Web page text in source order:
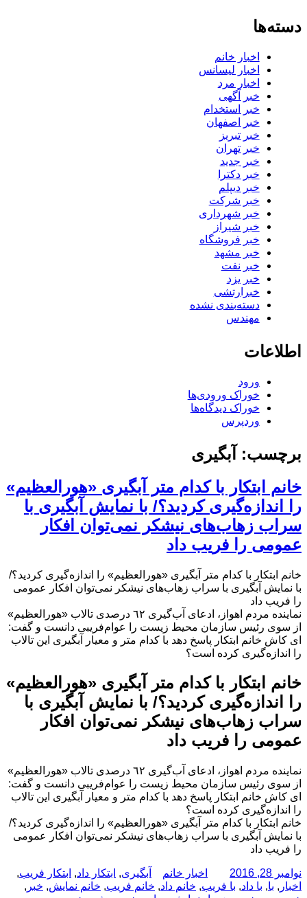
دسته‌ها
اخبار خانم
اخبار لیسانس
اخبار مرد
خبر آگهی
خبر استخدام
خبر اصفهان
خبر تبریز
خبر تهران
خبر جدید
خبر دکترا
خبر دیپلم
خبر شرکت
خبر شهرداری
خبر شیراز
خبر فروشگاه
خبر مشهد
خبر نفت
خبر یزد
خبرارتشی
دسته‌بندی نشده
مهندس
اطلاعات
ورود
خوراک ورودی‌ها
خوراک دیدگاه‌ها
وردپرس
برچسب:
آبگیری
خانم ابتکار با کدام متر آبگیری «هورالعظیم»
را اندازه‌گیری کردید؟/ با نمایش آبگیری با
سراب زهاب‌های نیشکر نمی‌توان افکار
عمومی را فریب داد
خانم ابتکار با کدام متر آبگیری «هورالعظیم» را اندازه‌گیری کردید؟/
با نمایش آبگیری با سراب زهاب‌های نیشکر نمی‌توان افکار عمومی
را فریب داد
نماینده مردم اهواز، ادعای آب‌گیری ٦٢ درصدی تالاب «هورالعظیم»
از سوی رئیس سازمان محیط زیست را عوام‌فریبی دانست و گفت:
ای کاش خانم ابتکار پاسخ دهد با کدام متر و معیار آبگیری این تالاب
را اندازه‌گیری کرده است؟
خانم ابتکار با کدام متر آبگیری «هورالعظیم»
را اندازه‌گیری کردید؟/ با نمایش آبگیری با
سراب زهاب‌های نیشکر نمی‌توان افکار
عمومی را فریب داد
نماینده مردم اهواز، ادعای آب‌گیری ٦٢ درصدی تالاب «هورالعظیم»
از سوی رئیس سازمان محیط زیست را عوام‌فریبی دانست و گفت:
ای کاش خانم ابتکار پاسخ دهد با کدام متر و معیار آبگیری این تالاب
را اندازه‌گیری کرده است؟
خانم ابتکار با کدام متر آبگیری «هورالعظیم» را اندازه‌گیری کردید؟/
با نمایش آبگیری با سراب زهاب‌های نیشکر نمی‌توان افکار عمومی
را فریب داد
ارسال
شده
نوامبر 28, 2016 نویسنده
دسته‌ها
اخبار خانم برچسب‌ها
آبگیری, ابتکار داد, ابتکار فریب,
اخبار , با, با داد, با فریب, خانم داد, خانم فریب, خانم نمایش, خبر ,